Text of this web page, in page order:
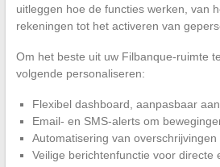
uitleggen hoe de functies werken, van
rekeningen tot het activeren van
Om het beste uit uw Filbanque-ruimte
volgende personaliseren:
Flexibel dashboard, aanpasbaar
Email- en SMS-alerts om
Automatisering van
Veilige berichtenfunctie voor directe